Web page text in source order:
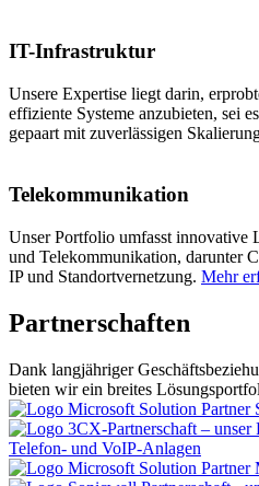
IT-Infrastruktur
Unsere Expertise liegt darin,
effiziente Systeme anzubieten, sei
gepaart mit zuverlässigen
Telekommunikation
Unser Portfolio umfasst innovative
und Telekommunikation, darunter
IP und Standortvernetzung. Mehr
Partnerschaften
Dank langjähriger
bieten wir ein breites